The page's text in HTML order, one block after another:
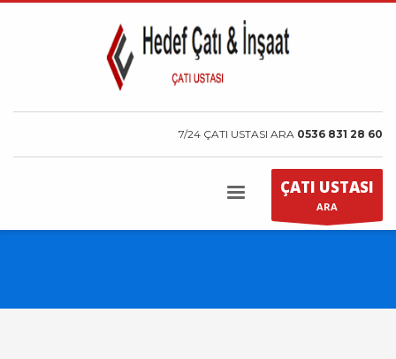
7/24 ÇATI USTASI ARA 0536 831 28 60
ÇATI USTASI
ARA